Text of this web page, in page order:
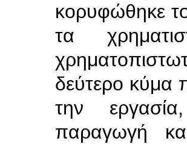
κορυφώθηκε
τα
δεύτερο κύμα
την
παραγωγή